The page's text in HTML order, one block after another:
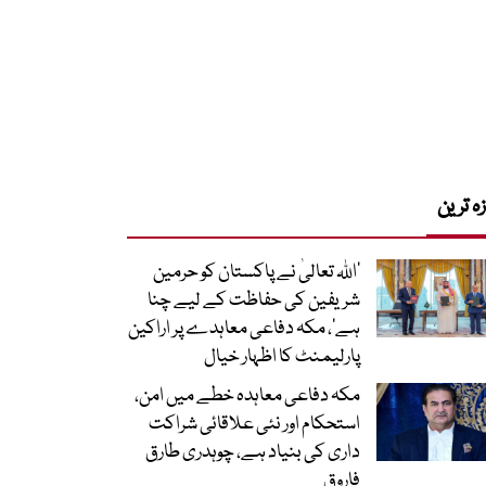
ترین
’اللہ تعالیٰ نے پاکستان کو حرمین
شریفین کی حفاظت کے لیے چنا
ہے‘، مکہ دفاعی معاہدے پر اراکین
پارلیمنٹ کا اظہار خیال
مکہ دفاعی معاہدہ خطے میں امن،
استحکام اور نئی علاقائی شراکت
داری کی بنیاد ہے، چوہدری طارق